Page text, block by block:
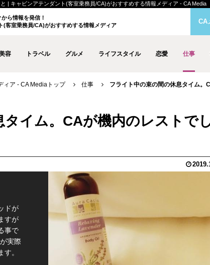
| キャビンアテンダント(客室乗務員/CA)がおすすめする情報メディア - CA Media
ら情報を発信！
(客室乗務員/CA)がおすすめする情報メディア
容 トラベル グルメ ライフスタイル 恋愛 仕事
CA
ィア - CA Mediaトップ 仕事 フライト中の束の間の休息タイム。
イム。CAが機内のレストで
ドが
すが
事で
実際
。